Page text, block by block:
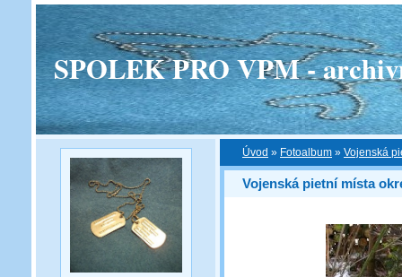
SPOLEK PRO VPM -
Úvod » Fotoalbum » Vojenská
Vojenská pietní místa